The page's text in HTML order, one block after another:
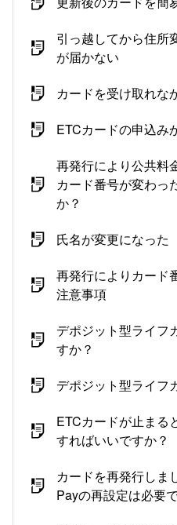
引っ越してから住所
が届かない
カードを受け取れな
ETCカードの申込み
再発行により公共料
カード番号が変わっ
か？
氏名が変更になった
再発行によりカード
注意事項
デポジット型ライフ
すか？
デポジット型ライフ
ETCカードが止まる
すればいいですか？
カードを再発行しま
Payの再設定は必要